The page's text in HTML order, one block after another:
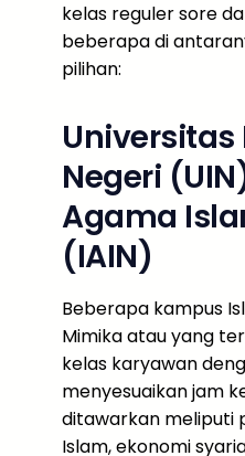
kelas reguler sore
beberapa di
pilihan:
Universitas
Negeri
Agama
(IAIN)
Beberapa kampus
Mimika atau yang
kelas karyawan
menyesuaikan jam
ditawarkan meliputi
Islam, ekonomi